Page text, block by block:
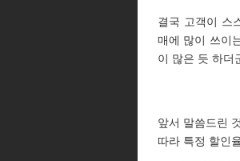
결국 고객이 스
매에 많이 쓰이
이 많은 듯 하더
앞서 말씀드린
따라 특정 할인